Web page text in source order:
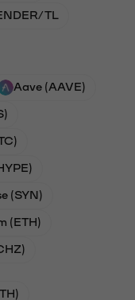
TL
Aave (AAVE)
(SYN)
(ETH)